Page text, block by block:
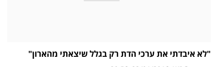
"לא איבדתי את ערכי הדת רק בגלל שיצאתי מהארון"